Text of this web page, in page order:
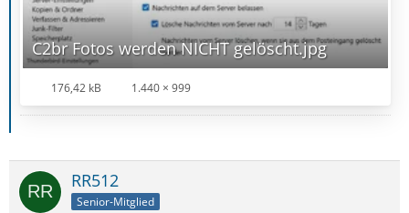
C2br Fotos werden NICHT gelöscht.jpg
176,42 kB 1.440 × 999
RR512
Senior-Mitglied